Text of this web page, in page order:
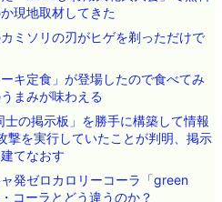
現地取材してきた
ミソリの刃がヒゲを剃っただけで
キ定食」が登場したので食べてみ
まみが味わえる
の掲示板」を勝手に構築して情報
を実行していたことが判明、掲示
てなおす
発ゼロカロリーコーラ「green
コーラとどう違うのか？